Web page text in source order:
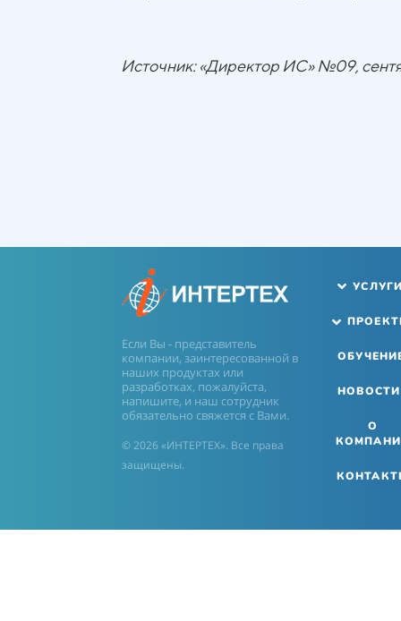
Источник: «Директор ИС» №09,
Если Вы - представитель
компании, заинтересованной в
наших продуктах или
разработках, пожалуйста,
напишите, и наш сотрудник
обязательно свяжется с Вами.
© 2026 «ИНТЕРТЕХ». Все права
защищены.
НОВОСТИ
О